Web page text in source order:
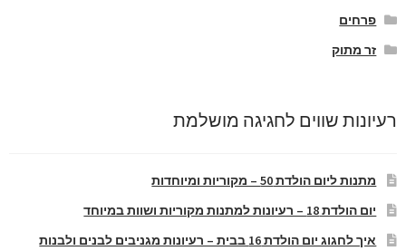
פרחים
זר מתוק
רעיונות שווים לחגיגה מושלמת
מתנות ליום הולדת 50 – מקוריות ומיוחדות
יום הולדת 18 – רעיונות למתנות מקוריות ושוות במיוחד
איך לחגוג יום הולדת 16 בבית – רעיונות מגניבים לבנים ולבנות